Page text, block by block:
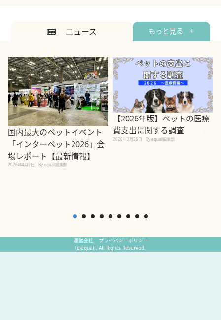
ニュース もっと見る +
国内最大のペットイベント
「インターペット2026」会
場レポート【最新情報】
2026年4月2日 By equall編集部
【2026年版】ペットの医療
費支出に関する調査
2026年3月26日 By equall編集部
運営会社
プライバシーポリシー
(c)equall. All Rights Reserved.